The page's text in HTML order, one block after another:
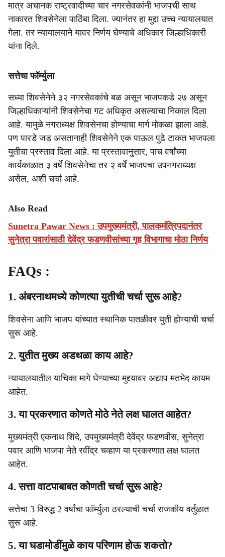
मात्र अचानक राष्ट्रवादीच्या चार नगरसेवकांनी भाजपची साथ
नाकारत शिवसेनेला पाठिंबा दिला. ज्यानंतर हा मुद्दा उच्च न्यायालयात
गेला. तर न्यायालयाने यावर निर्णय घेण्याचे अधिकार जिल्हाधिकारी
यांना दिले.
सत्तेचा फॉर्म्युला
सध्या शिवसेनेने ३२ नगरसेवकांचे बळ असून भाजपकडे २७ असून
जिल्हाधिकाऱ्यांनी शिवसेनेचा गट अधिकृत असल्याचा निकाल दिला
आहे. यामुळे नगराध्यक्ष शिवसेनचा होण्याचा मार्ग मोकळा झाला आहे.
पण पारडे जड असतानाही शिवसेनेने एक पाऊल पुढे टाकत भाजपला
युतीचा प्रस्ताव दिला आहे. या प्रस्तावानुसार, पाच वर्षांच्या
कार्यकाळात ३ वर्षे शिवसेनेचा तर २ वर्षे भाजपचा उपनगराध्यक्ष
असेल, अशी चर्चा आहे.
Also Read
Sunetra Pawar News : उपमुख्यमंत्री, पालकमंत्रिपदानंतर
सुनेत्रा पवारांसाठी देवेंद्र फडणवीसांच्या गृह विभागाचा मोठा निर्णय
FAQs :
1. अंबरनाथमध्ये कोणत्या युतीची चर्चा सुरू आहे?
शिवसेना आणि भाजप यांच्यात स्थानिक पातळीवर युती होण्याची चर्चा
सुरू आहे.
2. युतीत मुख्य अडथळा काय आहे?
न्यायालयातील याचिका मागे घेण्याच्या मुद्द्यावर अद्याप मतभेद कायम
आहेत.
3. या प्रकरणात कोणते मोठे नेते लक्ष घालत आहेत?
मुख्यमंत्री एकनाथ शिंदे, उपमुख्यमंत्री देवेंद्र फडणवीस, सुनेत्रा
पवार आणि भाजपा नेते रवींद्र चव्हाण या प्रकरणात लक्ष घालत
आहेत.
4. सत्ता वाटपाबाबत कोणती चर्चा सुरू आहे?
सत्तेचा 3 विरुद्ध 2 वर्षांचा फॉर्म्युला ठरल्याची चर्चा राजकीय वर्तुळात
सुरू आहे.
5. या घडामोडींमुळे काय परिणाम होऊ शकतो?